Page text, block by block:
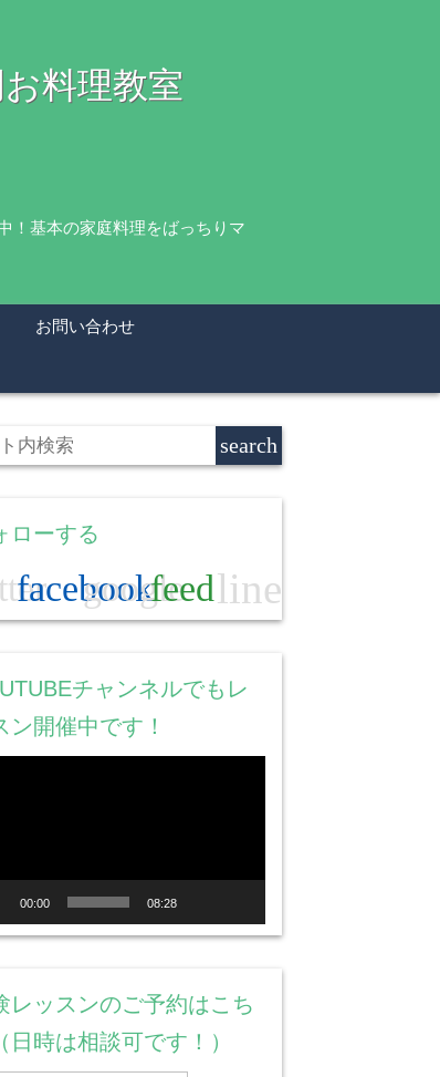
料理教室
！基本の家庭料理をばっちりマ
お問い合わせ
ローする
facebook
google
feedline
チャンネルでもレ
ン開催中です！
00:00 08:28
レッスンのご予約はこち
日時は相談可です！）